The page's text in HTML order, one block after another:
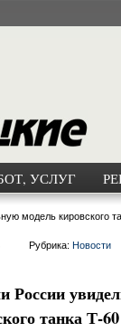
УСЛУГ
модель кировского
Рубрика: Новости
России
танка Т-60